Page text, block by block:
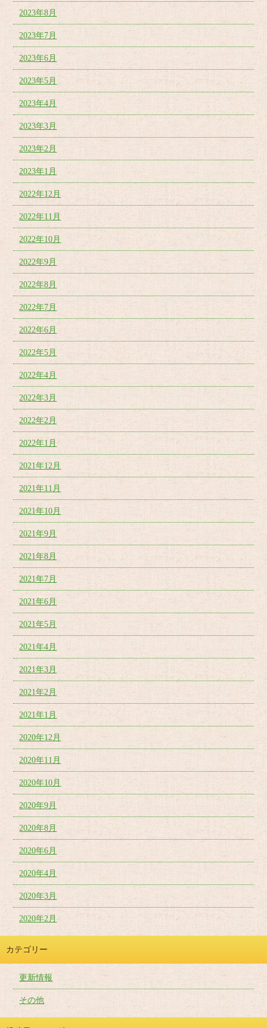
2023年8月
2023年7月
2023年6月
2023年5月
2023年4月
2023年3月
2023年2月
2023年1月
2022年12月
2022年11月
2022年10月
2022年9月
2022年8月
2022年7月
2022年6月
2022年5月
2022年4月
2022年3月
2022年2月
2022年1月
2021年12月
2021年11月
2021年10月
2021年9月
2021年8月
2021年7月
2021年6月
2021年5月
2021年4月
2021年3月
2021年2月
2021年1月
2020年12月
2020年11月
2020年10月
2020年9月
2020年8月
2020年6月
2020年4月
2020年3月
2020年2月
カテゴリー
更新情報
その他